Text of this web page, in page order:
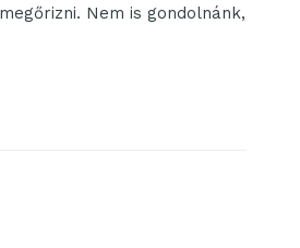
Nem is gondolnánk,